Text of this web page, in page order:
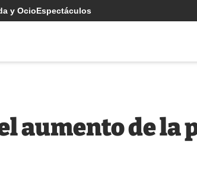
y OcioEspectáculos
aumento de la